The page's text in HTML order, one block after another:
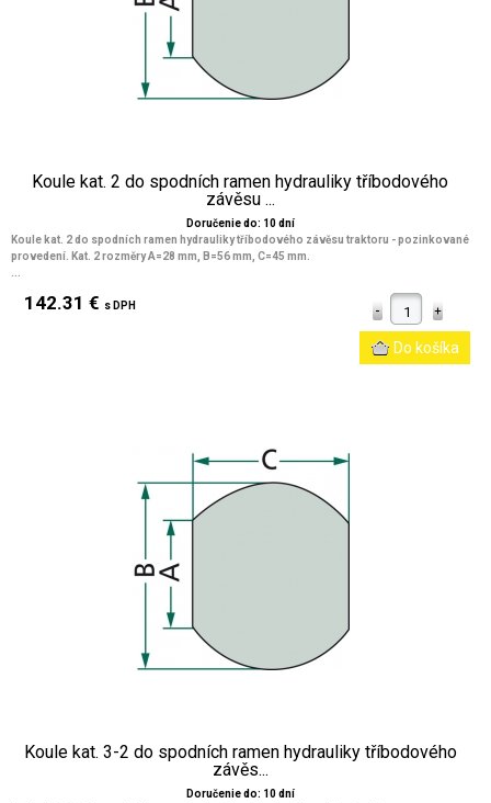
Koule kat. 2 do spodních ramen hydrauliky tříbodového
závěsu ...
Doručenie do: 10 dní
Koule kat. 2 do spodních ramen hydrauliky tříbodového závěsu traktoru - pozinkované
provedení. Kat. 2 rozměry A=28 mm, B=56 mm, C=45 mm.
142.31 € s DPH
Koule kat. 3-2 do spodních ramen hydrauliky tříbodového
závěs...
Doručenie do: 10 dní